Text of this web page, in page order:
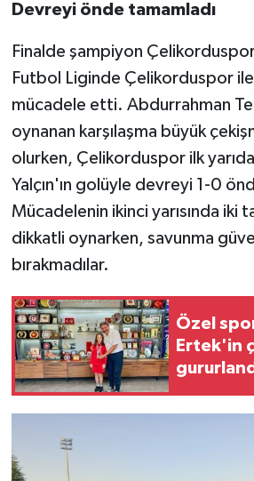
Devreyi önde tamamladı
Finalde şampiyon
Futbol Liginde Çelikorduspor
mücadele etti. Abdurrahman
oynanan karşılaşma büyük
olurken, Çelikorduspor ilk
Yalçın'ın golüyle devreyi 1-0
Mücadelenin ikinci yarısında iki
dikkatli oynarken, savunma
bırakmadılar.
Özel
Ertek'in